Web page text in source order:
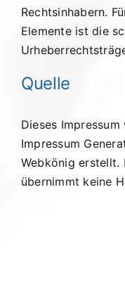
Rechtsinhabern.
Elemente ist die
Quelle
Dieses
Impressum
Webkönig erstellt.
übernimmt keine